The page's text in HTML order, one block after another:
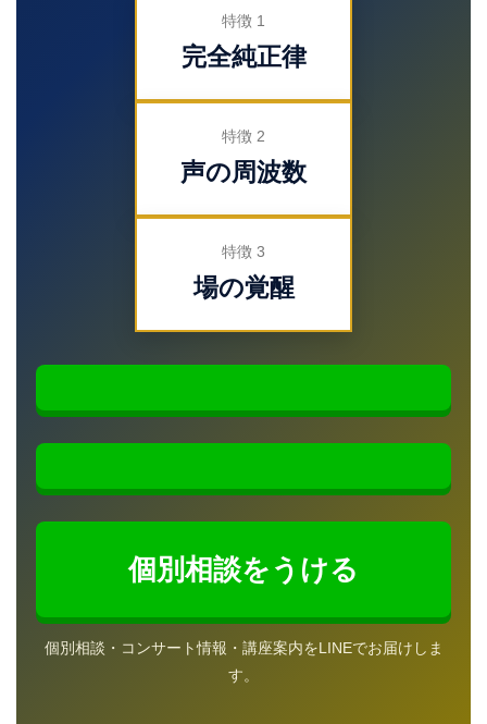
特徴 1
完全純正律
特徴 2
声の周波数
特徴 3
場の覚醒
個別相談をうける
個別相談・コンサート情報・講座案内をLINEでお届けしま
す。